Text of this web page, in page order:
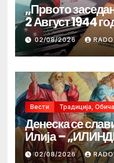
„Првото
2 Август 1944
02/08/2026
Вести Традиција,
Денеска се
Илија –
02/08/2026